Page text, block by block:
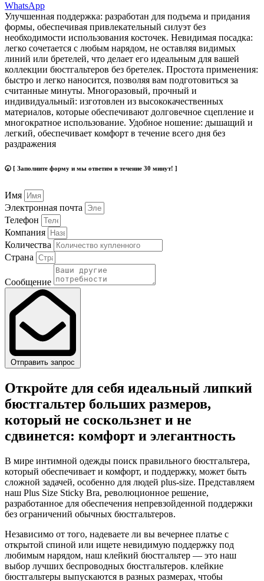
WhatsApp
Улучшенная поддержка: разработан для подъема и придания
формы, обеспечивая привлекательный силуэт без
необходимости использования косточек. Невидимая посадка:
легко сочетается с любым нарядом, не оставляя видимых
линий или бретелей, что делает его идеальным для вашей
коллекции бюстгальтеров без бретелек. Простота применения:
быстро и легко наносится, позволяя вам подготовиться за
считанные минуты. Многоразовый, прочный и
индивидуальный: изготовлен из высококачественных
материалов, которые обеспечивают долговечное сцепление и
многократное использование. Удобное ношение: дышащий и
легкий, обеспечивает комфорт в течение всего дня без
раздражения
🕢 [ Заполните форму и мы ответим в течение 30 минут! ]
Имя
Электронная почта
Телефон
Компания
Количества
Страна
Сообщение
Отправить запрос
Откройте для себя идеальный липкий
бюстгальтер больших размеров,
который не соскользнет и не
сдвинется: комфорт и элегантность
В мире интимной одежды поиск правильного бюстгальтера,
который обеспечивает и комфорт, и поддержку, может быть
сложной задачей, особенно для людей plus-size. Представляем
наш Plus Size Sticky Bra, революционное решение,
разработанное для обеспечения непревзойденной поддержки
без ограничений обычных бюстгальтеров.
Независимо от того, надеваете ли вы вечернее платье с
открытой спиной или ищете невидимую поддержку под
любимым нарядом, наш клейкий бюстгальтер — это наш
выбор лучших беспроводных бюстгальтеров. клейкие
бюстгальтеры выпускаются в разных размерах, чтобы